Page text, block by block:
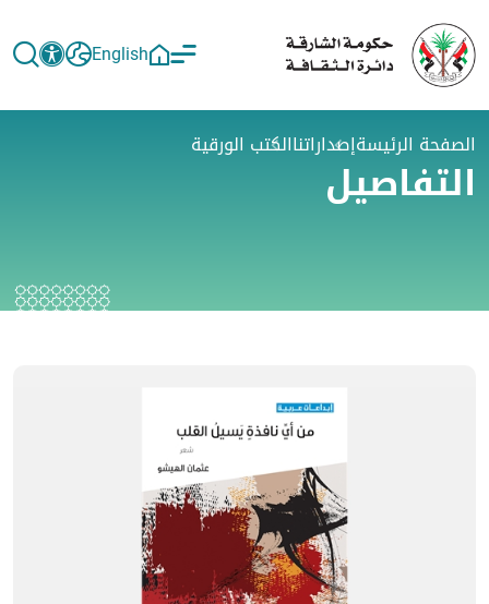
English
الصفحة الرئيسةإصداراتناالكتب الورقية
التفاصيل